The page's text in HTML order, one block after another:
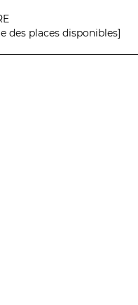
des places disponibles]